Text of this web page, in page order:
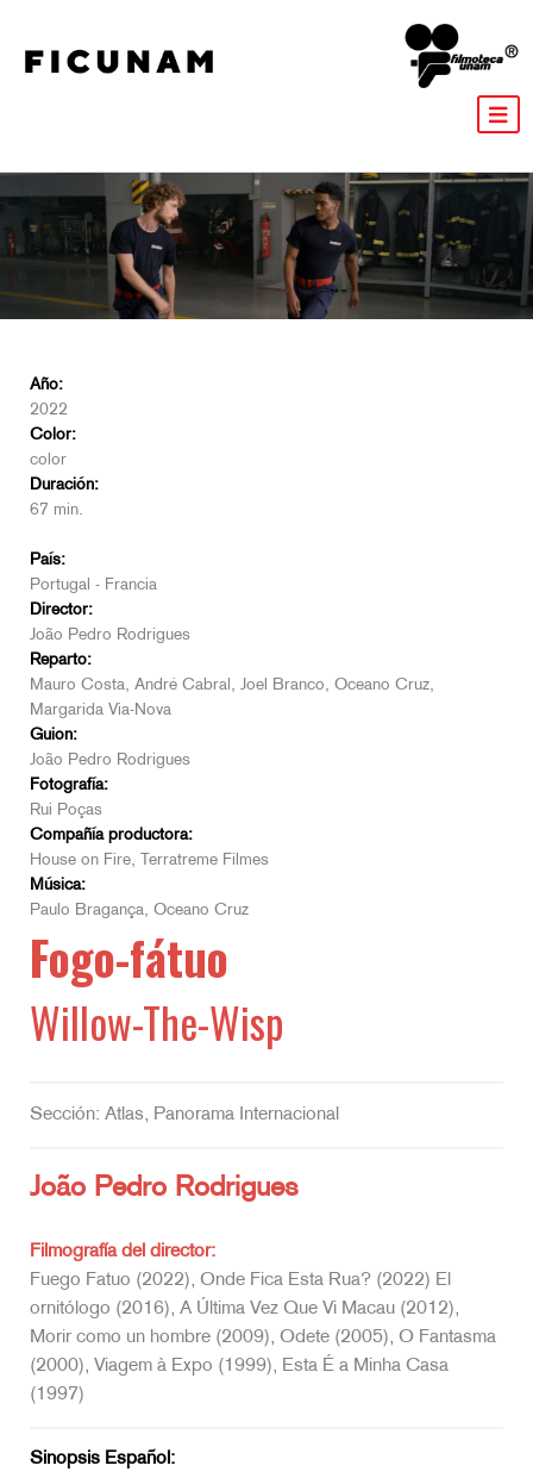
Año:
2022
Color:
color
Duración:
67 min.
País:
Portugal - Francia
Director:
João Pedro Rodrigues
Reparto:
Mauro Costa, André Cabral, Joel Branco, Oceano Cruz,
Margarida Via-Nova
Guion:
João Pedro Rodrigues
Fotografía:
Rui Poças
Compañía productora:
House on Fire, Terratreme Filmes
Música:
Paulo Bragança, Oceano Cruz
Fogo-fátuo
Willow-The-Wisp
Sección: Atlas, Panorama Internacional
João Pedro Rodrigues
Filmografía del director:
Fuego Fatuo (2022), Onde Fica Esta Rua? (2022) El
ornitólogo (2016), A Última Vez Que Vi Macau (2012),
Morir como un hombre (2009), Odete (2005), O Fantasma
(2000), Viagem à Expo (1999), Esta É a Minha Casa
(1997)
Sinopsis Español: